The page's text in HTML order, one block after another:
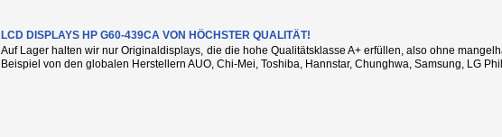
LCD DISPLAYS HP G60-439CA VON HÖCHSTER QUALITÄT!
Auf Lager halten wir nur Originaldisplays, die die hohe Qualitätsklasse A+ erfüllen, also ohne
Beispiel von den globalen Herstellern AUO, Chi-Mei, Toshiba, Hannstar, Chunghwa, Samsung, LG